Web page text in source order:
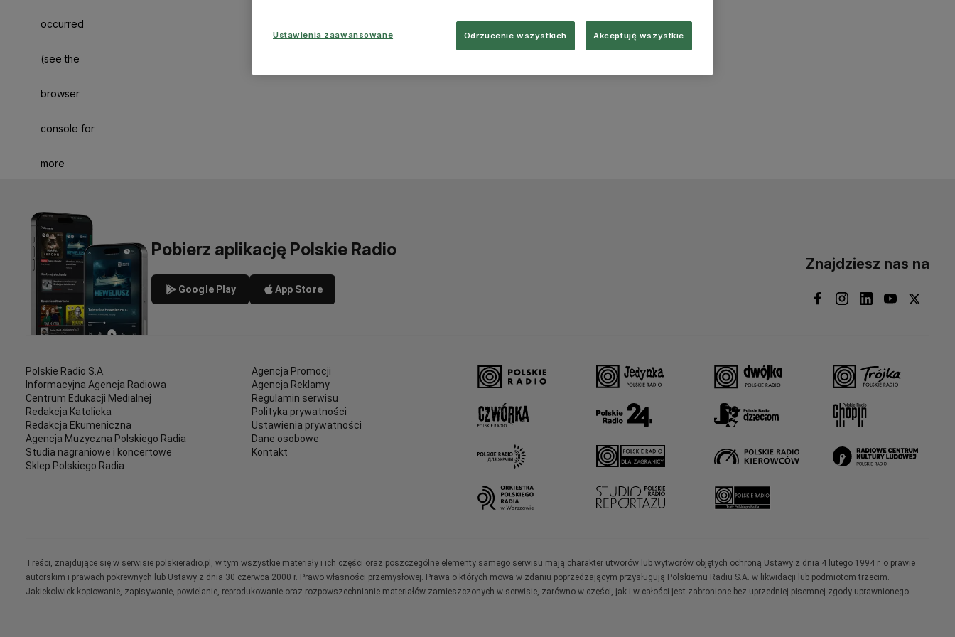
occurred
(see the
browser
console for
more
Pobierz aplikację Polskie Radio
Google Play App Store
Znajdziesz nas na
Polskie Radio S.A.
Informacyjna Agencja Radiowa
Centrum Edukacji Medialnej
Redakcja Katolicka
Redakcja Ekumeniczna
Agencja Muzyczna Polskiego Radia
Studia nagraniowe i koncertowe
Sklep Polskiego Radia
Agencja Promocji
Agencja Reklamy
Regulamin serwisu
Polityka prywatności
Ustawienia prywatności
Dane osobowe
Kontakt
Treści, znajdujące się w serwisie polskieradio.pl, w tym wszystkie materiały i ich części oraz poszczególne elementy samego serwisu mają charakter utworów lub wytworów objętych ochroną Ustawy z dnia 4 lutego 1994 r. o prawie
autorskim i prawach pokrewnych lub Ustawy z dnia 30 czerwca 2000 r. Prawo własności przemysłowej. Prawa o których mowa w zdaniu poprzedzającym przysługują Polskiemu Radiu S.A. w likwidacji lub podmiotom trzecim.
Jakiekolwiek kopiowanie, zapisywanie, powielanie, reprodukowanie oraz rozpowszechnianie materiałów zamieszczonych w serwisie, zarówno w części, jak i w całości jest zabronione bez uprzedniej pisemnej zgody uprawnionego.
Ustawienia zaawansowane Odrzucenie wszystkich Akceptuję wszystkie